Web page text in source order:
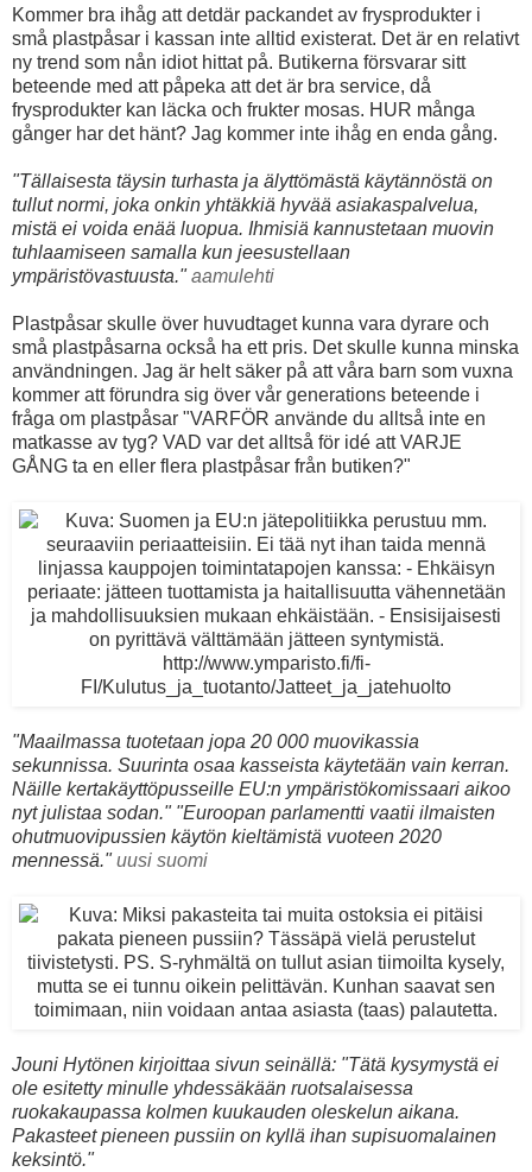
Kommer bra ihåg att detdär packandet av frysprodukter i
små plastpåsar i kassan inte alltid existerat. Det är en relativt
ny trend som nån idiot hittat på. Butikerna försvarar sitt
beteende med att påpeka att det är bra service, då
frysprodukter kan läcka och frukter mosas. HUR många
gånger har det hänt? Jag kommer inte ihåg en enda gång.
"Tällaisesta täysin turhasta ja älyttömästä käytännöstä on
tullut normi, joka onkin yhtäkkiä hyvää asiakaspalvelua,
mistä ei voida enää luopua. Ihmisiä kannustetaan muovin
tuhlaamiseen samalla kun jeesustellaan
ympäristövastuusta."aamulehti
Plastpåsar skulle över huvudtaget kunna vara dyrare och
små plastpåsarna också ha ett pris. Det skulle kunna minska
användningen. Jag är helt säker på att våra barn som vuxna
kommer att förundra sig över vår generations beteende i
fråga om plastpåsar "VARFÖR använde du alltså inte en
matkasse av tyg? VAD var det alltså för idé att VARJE
GÅNG ta en eller flera plastpåsar från butiken?"
"Maailmassa tuotetaan jopa 20 000 muovikassia
sekunnissa. Suurinta osaa kasseista käytetään vain kerran.
Näille kertakäyttöpusseille EU:n ympäristökomissaari aikoo
nyt julistaa sodan." "Euroopan parlamentti vaatii ilmaisten
ohutmuovipussien käytön kieltämistä vuoteen 2020
mennessä."uusi suomi
Jouni Hytönen kirjoittaa sivun seinällä: "Tätä kysymystä ei
ole esitetty minulle yhdessäkään ruotsalaisessa
ruokakaupassa kolmen kuukauden oleskelun aikana.
Pakasteet pieneen pussiin on kyllä ihan supisuomalainen
keksintö."